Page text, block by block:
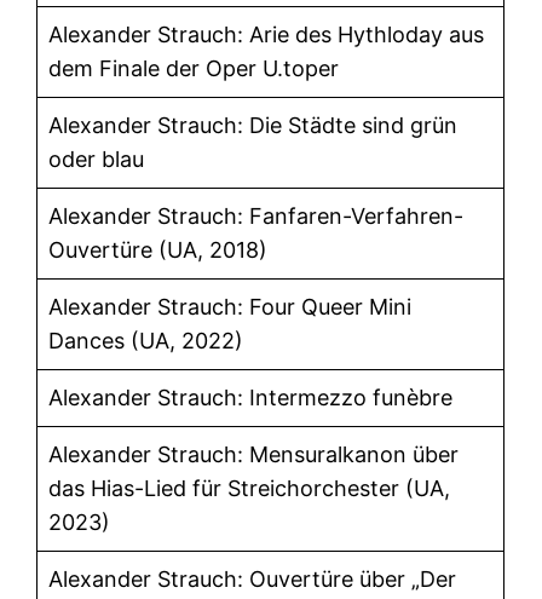
Alexander Strauch: Arie des Hythloday aus
dem Finale der Oper U.toper
Alexander Strauch: Die Städte sind grün
oder blau
Alexander Strauch: Fanfaren-Verfahren-
Ouvertüre (UA, 2018)
Alexander Strauch: Four Queer Mini
Dances (UA, 2022)
Alexander Strauch: Intermezzo funèbre
Alexander Strauch: Mensuralkanon über
das Hias-Lied für Streichorchester (UA,
2023)
Alexander Strauch: Ouvertüre über „Der